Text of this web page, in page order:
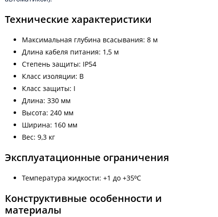
Технические характеристики
Максимальная глубина всасывания: 8 м
Длина кабеля питания: 1,5 м
Степень защиты: IP54
Класс изоляции: B
Класс защиты: I
Длина: 330 мм
Высота: 240 мм
Ширина: 160 мм
Вес: 9,3 кг
Эксплуатационные ограничения
Температура жидкости: +1 до +35⁰С
Конструктивные особенности и
материалы